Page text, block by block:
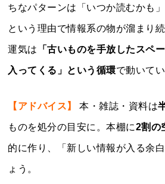
ちなパターンは「いつか読むかも
という理由で情報系の物が溜まり
運気は 「古いものを手放したスペ
入ってくる」という循環で動いてい
【アドバイス】 本・雑誌・資料は
ものを処分の目安に。本棚に2割の
的に作り、「新しい情報が入る余
ょう。